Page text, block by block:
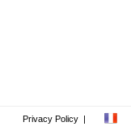
Privacy Policy |